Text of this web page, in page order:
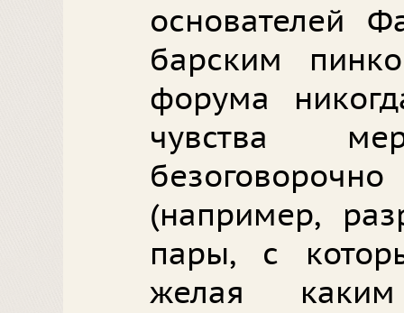
основателей
барским
форума
чувства
(например,
пары, с
желая